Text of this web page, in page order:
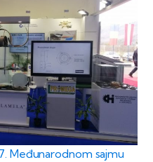
Međunarodnom sajmu